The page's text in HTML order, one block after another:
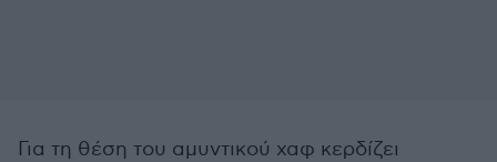
Για τη θέση του αμυντικού χαφ κερδίζει